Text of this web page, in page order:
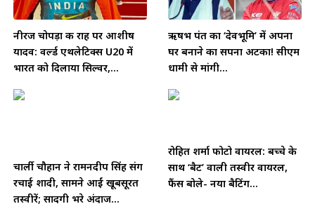
नीरज चोपड़ा की राह पर आशीष
यादव: वर्ल्ड एथलेटिक्स U20 में
भारत को दिलाया सिल्वर,...
ऋषभ पंत का ‘देवभूमि’ में अपना
घर बनाने का सपना अटका! सीएम
धामी से मांगी...
चार्ली चौहान ने रामनदीप सिंह संग
रचाई शादी, सामने आईं खूबसूरत
तस्वीरें; सादगी भरे अंदाज...
रोहित शर्मा फोटो वायरल: बच्चे के
साथ ‘बैट’ वाली तस्वीर वायरल,
फैंस बोले- नया बैटिंग...